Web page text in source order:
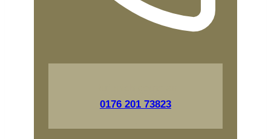
0176 201 73823